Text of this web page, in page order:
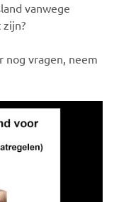
vanwege
nog vragen, neem